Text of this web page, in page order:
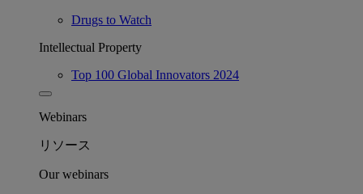
Drugs to Watch
Intellectual Property
Top 100 Global Innovators 2024
Webinars
リソース
Our webinars